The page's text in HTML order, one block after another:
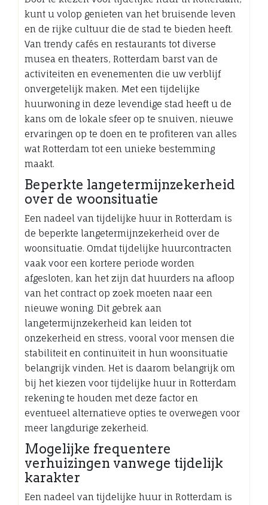
kunt u volop genieten van het bruisende leven
en de rijke cultuur die de stad te bieden heeft.
Van trendy cafés en restaurants tot diverse
musea en theaters, Rotterdam barst van de
activiteiten en evenementen die uw verblijf
onvergetelijk maken. Met een tijdelijke
huurwoning in deze levendige stad heeft u de
kans om de lokale sfeer op te snuiven, nieuwe
ervaringen op te doen en te profiteren van alles
wat Rotterdam tot een unieke bestemming
maakt.
Beperkte langetermijnzekerheid
over de woonsituatie
Een nadeel van tijdelijke huur in Rotterdam is
de beperkte langetermijnzekerheid over de
woonsituatie. Omdat tijdelijke huurcontracten
vaak voor een kortere periode worden
afgesloten, kan het zijn dat huurders na afloop
van het contract op zoek moeten naar een
nieuwe woning. Dit gebrek aan
langetermijnzekerheid kan leiden tot
onzekerheid en stress, vooral voor mensen die
stabiliteit en continuïteit in hun woonsituatie
belangrijk vinden. Het is daarom belangrijk om
bij het kiezen voor tijdelijke huur in Rotterdam
rekening te houden met deze factor en
eventueel alternatieve opties te overwegen voor
meer langdurige zekerheid.
Mogelijke frequentere
verhuizingen vanwege tijdelijk
karakter
Een nadeel van tijdelijke huur in Rotterdam is